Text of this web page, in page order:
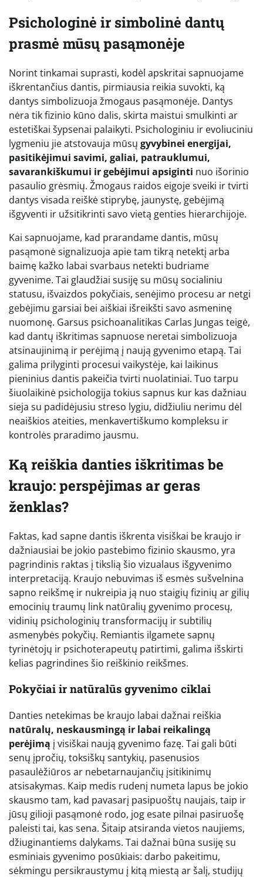
Psichologinė ir simbolinė dantų
prasmė mūsų pasąmonėje
Norint tinkamai suprasti, kodėl apskritai sapnuojame
iškrentančius dantis, pirmiausia reikia suvokti, ką
dantys simbolizuoja žmogaus pasąmonėje. Dantys
nėra tik fizinio kūno dalis, skirta maistui smulkinti ar
estetiškai šypsenai palaikyti. Psichologiniu ir evoliuciniu
lygmeniu jie atstovauja mūsų gyvybinei energijai,
pasitikėjimui savimi, galiai, patrauklumui,
savarankiškumui ir gebėjimui apsiginti nuo išorinio
pasaulio grėsmių. Žmogaus raidos eigoje sveiki ir tvirti
dantys visada reiškė stiprybę, jaunystę, gebėjimą
išgyventi ir užsitikrinti savo vietą genties hierarchijoje.
Kai sapnuojame, kad prarandame dantis, mūsų
pasąmonė signalizuoja apie tam tikrą netektį arba
baimę kažko labai svarbaus netekti budriame
gyvenime. Tai glaudžiai susiję su mūsų socialiniu
statusu, išvaizdos pokyčiais, senėjimo procesu ar netgi
gebėjimu garsiai bei aiškiai išreikšti savo asmeninę
nuomonę. Garsus psichoanalitikas Carlas Jungas teigė,
kad dantų iškritimas sapnuose neretai simbolizuoja
atsinaujinimą ir perėjimą į naują gyvenimo etapą. Tai
galima prilyginti procesui vaikystėje, kai laikinus
pieninius dantis pakeičia tvirti nuolatiniai. Tuo tarpu
šiuolaikinė psichologija tokius sapnus kur kas dažniau
sieja su padidėjusiu streso lygiu, didžiuliu nerimu dėl
neaiškios ateities, menkavertiškumo kompleksu ir
kontrolės praradimo jausmu.
Ką reiškia danties iškritimas be
kraujo: perspėjimas ar geras
ženklas?
Faktas, kad sapne dantis iškrenta visiškai be kraujo ir
dažniausiai be jokio pastebimo fizinio skausmo, yra
pagrindinis raktas į tikslią šio vizualaus išgyvenimo
interpretaciją. Kraujo nebuvimas iš esmės sušvelnina
sapno reikšmę ir nukreipia ją nuo staigių fizinių ar gilių
emocinių traumų link natūralių gyvenimo procesų,
vidinių psichologinių transformacijų ir subtilių
asmenybės pokyčių. Remiantis ilgamete sapnų
tyrinėtojų ir psichoterapeutų patirtimi, galima išskirti
kelias pagrindines šio reiškinio reikšmes.
Pokyčiai ir natūralūs gyvenimo ciklai
Danties netekimas be kraujo labai dažnai reiškia
natūralų, neskausmingą ir labai reikalingą
perėjimą į visiškai naują gyvenimo fazę. Tai gali būti
senų įpročių, toksiškų santykių, pasenusios
pasaulėžiūros ar nebetarnaujančių įsitikinimų
atsisakymas. Kaip medis rudenį numeta lapus be jokio
skausmo tam, kad pavasarį pasipuoštų naujais, taip ir
jūsų gilioji pasąmonė rodo, jog esate pilnai pasiruošę
paleisti tai, kas sena. Šitaip atsiranda vietos naujiems,
džiuginantiems dalykams. Tai dažnai būna susiję su
esminiais gyvenimo posūkiais: darbo pakeitimu,
sėkmingu persikraustymu į kitą miestą ar šalį, studijų